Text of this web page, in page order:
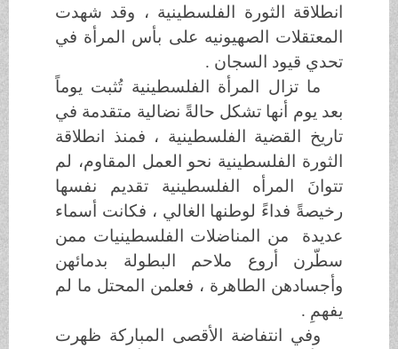
انطلاقة الثورة الفلسطينية ، وقد شهدت
المعتقلات الصهيونيه على بأس المرأة في
تحدي قيود السجان .
ما تزال المرأة الفلسطينية تُثبت يوماً
بعد يوم أنها تشكل حالةً نضالية متقدمة في
تاريخ القضية الفلسطينية ، فمنذ انطلاقة
الثورة الفلسطينية نحو العمل المقاوم، لم
تتوانَ المرأه الفلسطينية تقديم نفسها
رخيصةً فداءً لوطنها الغالي ، فكانت أسماء
عديدةمن المناضلات الفلسطينيات ممن
سطّرن أروع ملاحم البطولة بدمائهن
وأجسادهن الطاهرة ، فعلمن المحتل ما لم
يفهمِ .
وفي انتفاضة الأقصى المباركة ظهرت